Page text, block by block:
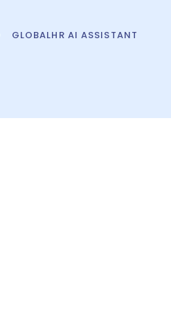
GLOBALHR AI ASSISTANT